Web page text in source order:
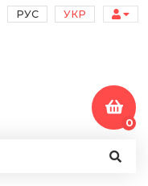
РУС УКР
0